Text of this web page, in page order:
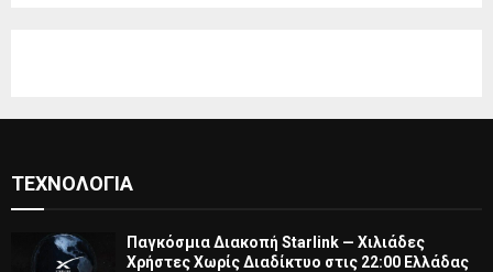
ΤΕΧΝΟΛΟΓΊΑ
Παγκόσμια Διακοπή Starlink — Χιλιάδες
Χρήστες Χωρίς Διαδίκτυο στις 22:00 Ελλάδας